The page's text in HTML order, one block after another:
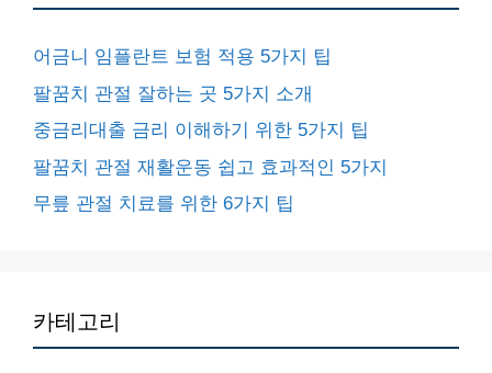
어금니 임플란트 보험 적용 5가지 팁
팔꿈치 관절 잘하는 곳 5가지 소개
중금리대출 금리 이해하기 위한 5가지 팁
팔꿈치 관절 재활운동 쉽고 효과적인 5가지
무릎 관절 치료를 위한 6가지 팁
카테고리